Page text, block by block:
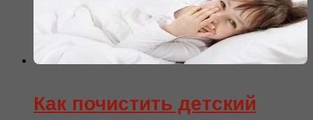
Как почистить детский